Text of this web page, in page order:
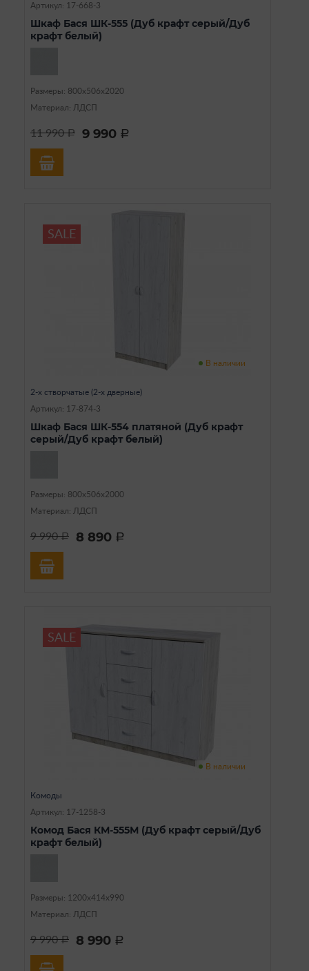
Артикул: 17-668-3
Шкаф Бася ШК-555 (Дуб крафт серый/Дуб
крафт белый)
Размеры: 800х506х2020
Материал: ЛДСП
11 990a 9 990 a
SALE
В наличии
2-х створчатые (2-х дверные)
Артикул: 17-874-3
Шкаф Бася ШК-554 платяной (Дуб крафт
серый/Дуб крафт белый)
Размеры: 800х506х2000
Материал: ЛДСП
9 990a 8 890 a
SALE
В наличии
Комоды
Артикул: 17-1258-3
Комод Бася КМ-555М (Дуб крафт серый/Дуб
крафт белый)
Размеры: 1200х414х990
Материал: ЛДСП
9 990a 8 990 a